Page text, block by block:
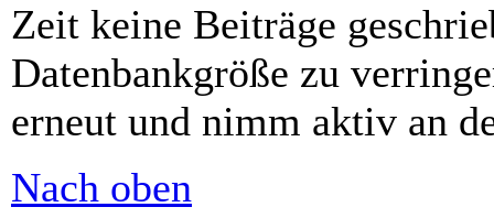
Zeit keine Beiträge
Datenbankgröße zu
erneut und nimm aktiv an
Nach oben